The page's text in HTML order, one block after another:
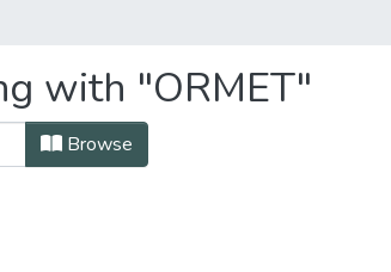
with "ORMET"
Browse